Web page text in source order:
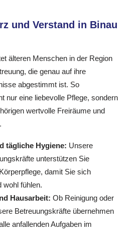
und Verstand in Binau
älteren Menschen in der Region
die genau auf ihre
abgestimmt ist. So
nur eine liebevolle Pflege, sondern
wertvolle Freiräume und
tägliche Hygiene: Unsere
unterstützen Sie
damit Sie sich
wohl fühlen.
Hausarbeit: Ob Reinigung oder
Betreuungskräfte übernehmen
anfallenden Aufgaben im